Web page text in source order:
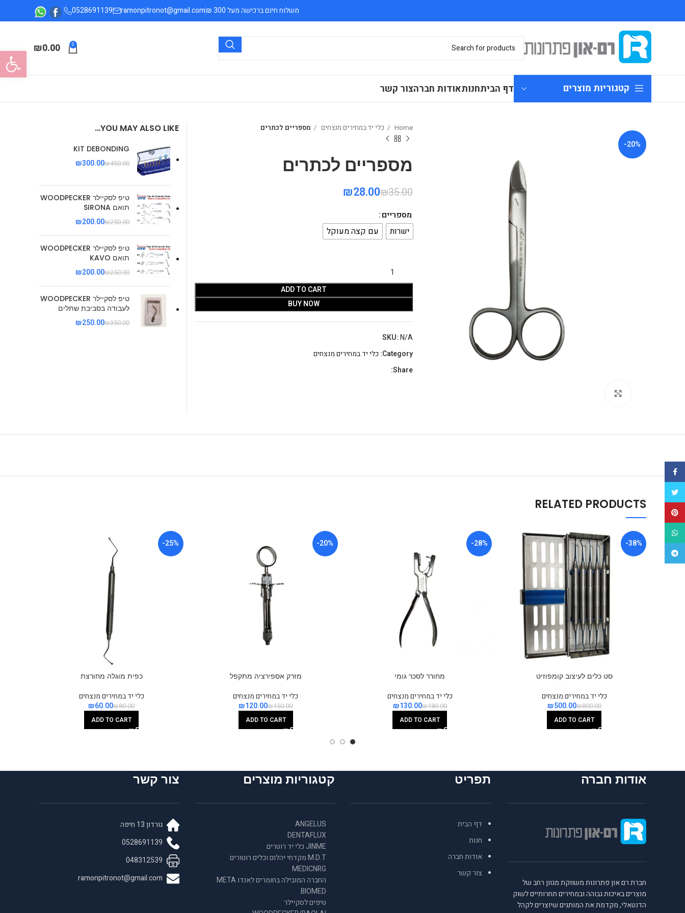
פתח
משלוח חינם ברכישה מעל 300 ₪ ramonpitronot@gmail.com
0528691139
0
₪0.00
קטגוריות מוצרים דף הביתחנותאודות חברהצור קשר
-20%
Home כלי יד במחירים מנצחים מספריים לכתרים
₪
מספריים לכתרים
₪35.00
₪28.00
מספריים
ישרות
עם קצה מעוקל
ADD TO CART
BUY NOW
SKU:N/A
Category: כלי יד במחירים מנצחים
Share:
YOU MAY ALSO LIKE…
KIT DEBONDING
₪450.00
₪300.00
טיפ לסקיילר WOODPECKER
תואם SIRONA
₪250.00
₪200.00
טיפ לסקיילר WOODPECKER
תואם KAVO
₪250.00
₪200.00
טיפ לסקיילר WOODPECKER
לעבודה בסביבת שתלים
₪350.00
₪250.00
RELATED PRODUCTS
-38%
סט כלים לעיצוב קומפוזיט
כלי יד במחירים מנצחים
₪800.00
₪500.00
ADD TO CART
-28%
מחורר לסכר גומי
כלי יד במחירים מנצחים
₪180.00
₪130.00
ADD TO CART
-20%
מזרק אספירציה מתקפל
כלי יד במחירים מנצחים
₪150.00
₪120.00
ADD TO CART
-25%
כפית מוגלה מחורצת
כלי יד במחירים מנצחים
₪80.00
₪60.00
ADD TO CART
אודות חברה
חברת רם און פתרונות משווקת מגוון רחב של
מוצרים באיכות גבוהה ובמחירים תחרותיים לשוק
הדנטאלי, מקדמת את המותגים שיוצרים לקהל
תפריט
דף הבית
חנות
אודות חברה
צור קשר
קטגוריות מוצרים
ANGELUS
DENTAFLUX
JINME כלי יד רוטרים
M.D.T מקדחי יהלום וכלים רוטורים
MEDICNRG
החברה המובילה בחומרים לאנדו META
BIOMED
טיפים לסקיילר
צור קשר
גורדון 13 חיפה
0528691139
048312539
ramonpitronot@gmail.com
WhatsApp
Telegram